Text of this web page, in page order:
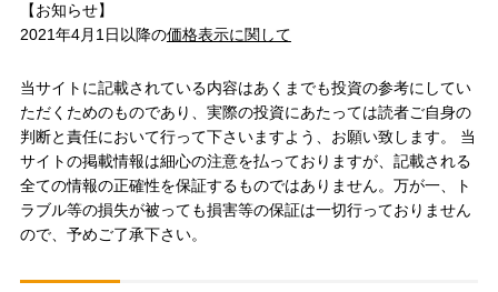
【お知らせ】
2021年4月1日以降の価格表示に関して
当サイトに記載されている内容はあくまでも投資の参考にしてい
ただくためのものであり、実際の投資にあたっては読者ご自身の
判断と責任において行って下さいますよう、お願い致します。 当
サイトの掲載情報は細心の注意を払っておりますが、記載される
全ての情報の正確性を保証するものではありません。万が一、ト
ラブル等の損失が被っても損害等の保証は一切行っておりません
ので、予めご了承下さい。